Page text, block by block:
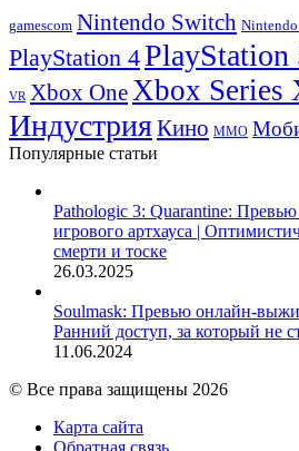
gamescom Nintendo Switch
PlayStation 4PlayStation
VR Xbox OneXbox Series
ИндустрияКино ММО
Популярные статьи
Pathologic 3: Quarantine:
игрового артхауса |
смерти и тоске
26.03.2025
Soulmask: Превью онлайн-
Ранний доступ, за который не
11.06.2024
© Все права защищены 2026
Карта сайта